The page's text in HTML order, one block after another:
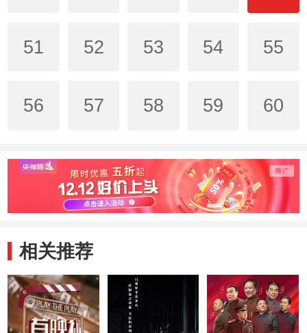
51 52 53 54 55
56 57 58 59 60
相关推荐